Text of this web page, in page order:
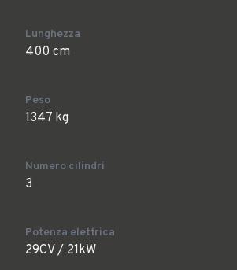
Lunghezza
400 cm
Peso
1347 kg
Numero cilindri
3
Potenza elettrica
29CV / 21kW